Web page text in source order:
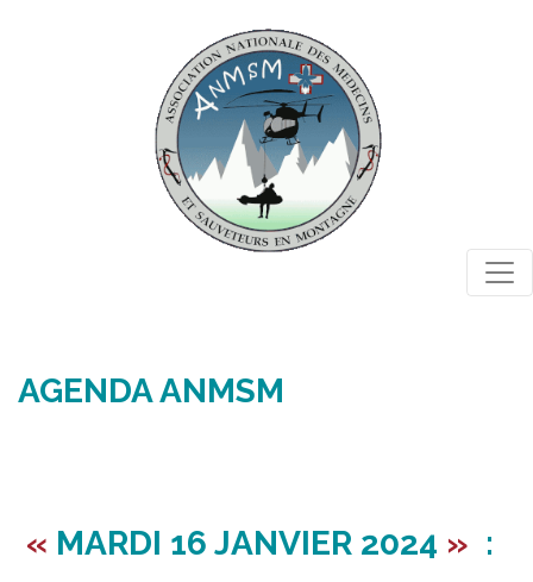
AGENDA ANMSM
« MARDI 16 JANVIER 2024 » :